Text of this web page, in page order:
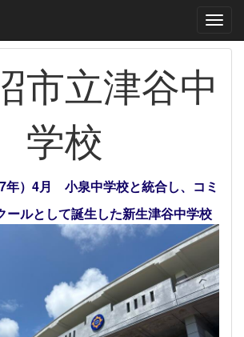
市立津谷中
学校
年）4月 小泉中学校と統合し、コミ
ールとして誕生した新生津谷中学校